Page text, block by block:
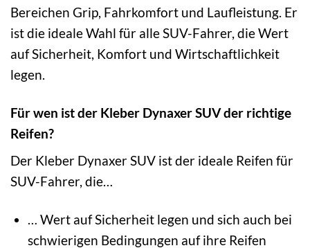
Bereichen Grip, Fahrkomfort und Laufleistung. Er
ist die ideale Wahl für alle SUV-Fahrer, die Wert
auf Sicherheit, Komfort und Wirtschaftlichkeit
legen.
Für wen ist der Kleber Dynaxer SUV der richtige
Reifen?
Der Kleber Dynaxer SUV ist der ideale Reifen für
SUV-Fahrer, die…
… Wert auf Sicherheit legen und sich auch bei
schwierigen Bedingungen auf ihre Reifen